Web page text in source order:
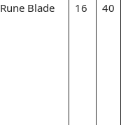
Rune Blade 16 40